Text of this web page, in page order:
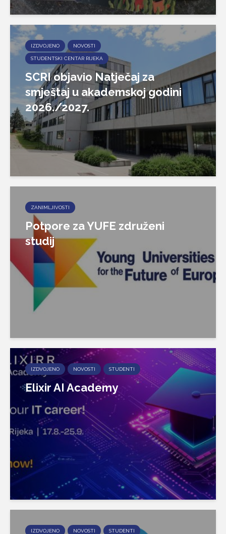
IZDVOJENO NOVOSTI
STUDENTSKI CENTAR RIJEKA
SCRI objavio Natječaj za
smještaj u akademskoj godini
2026./2027.
ZANIMLJIVOSTI
Potpore za YUFE združeni
studij
IZDVOJENO NOVOSTI STUDENTI
Elixir AI Academy
IZDVOJENO NOVOSTI STUDENTI